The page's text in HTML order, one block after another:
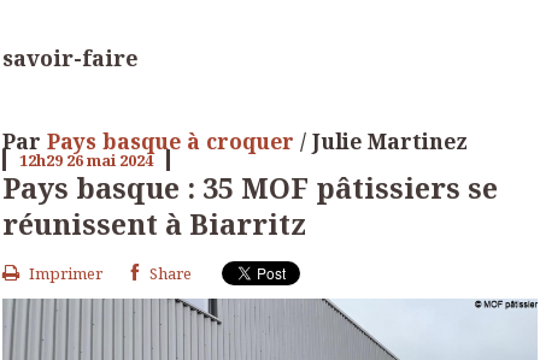
savoir-faire
Par Pays basque à croquer / Julie Martinez
12h29 26mai 2024
Pays basque : 35 MOF pâtissiers se
réunissent à Biarritz
Imprimer Share